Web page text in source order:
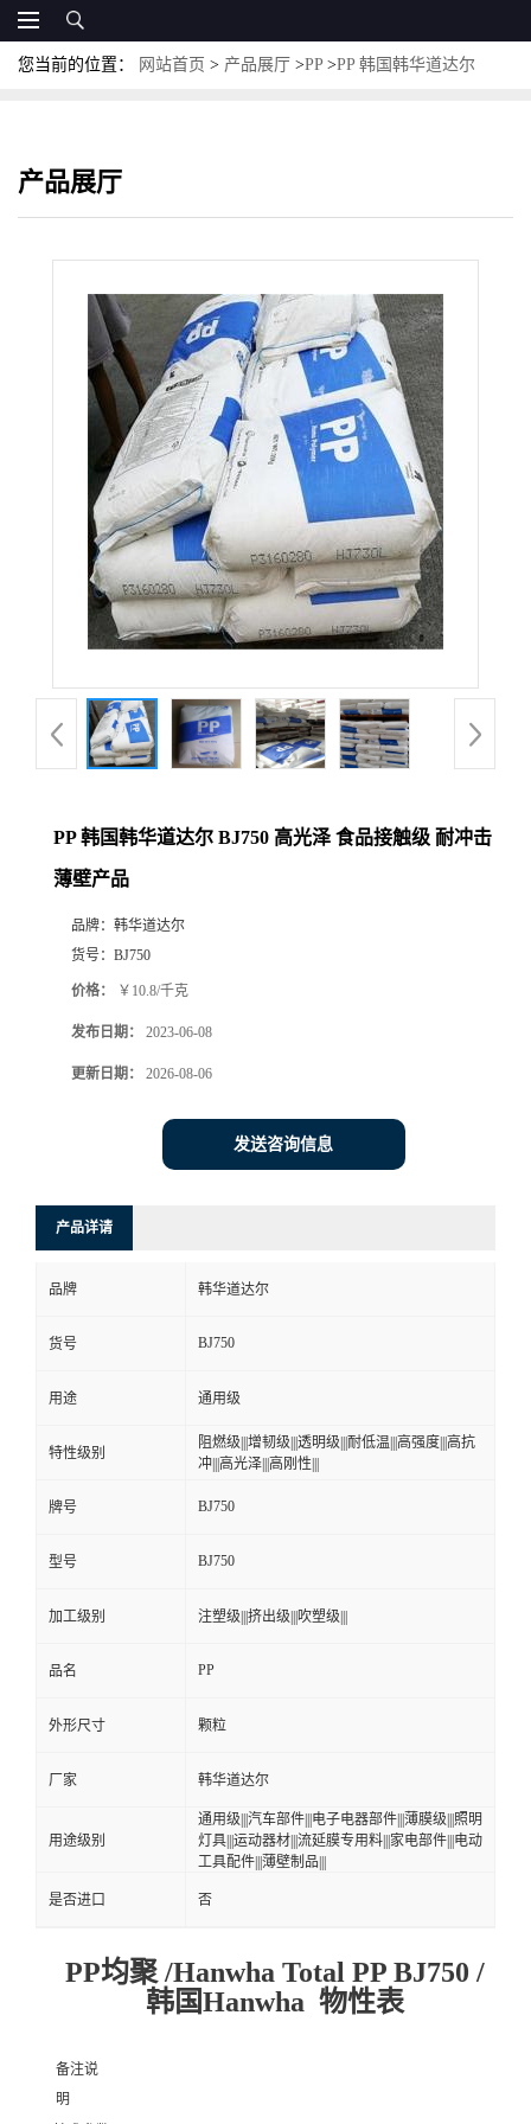
您当前的位置： 网站首页 > 产品展厅 >PP >PP 韩国韩华道达尔
产品展厅
PP 韩国韩华道达尔 BJ750 高光泽 食品接触级 耐冲击
薄壁产品
品牌： 韩华道达尔
货号： BJ750
价格： ￥10.8/千克
发布日期： 2023-06-08
更新日期： 2026-08-06
发送咨询信息
产品详请
品牌 韩华道达尔
货号 BJ750
用途 通用级
特性级别
阻燃级|||增韧级|||透明级|||耐低温|||高强度|||高抗
冲|||高光泽|||高刚性|||
牌号 BJ750
型号 BJ750
加工级别 注塑级|||挤出级|||吹塑级|||
品名 PP
外形尺寸 颗粒
厂家 韩华道达尔
用途级别
通用级|||汽车部件|||电子电器部件|||薄膜级|||照明
灯具|||运动器材|||流延膜专用料|||家电部件|||电动
工具配件|||薄壁制品|||
是否进口 否
PP均聚 /Hanwha Total PP BJ750 /
韩国Hanwha 物性表
备注说
明